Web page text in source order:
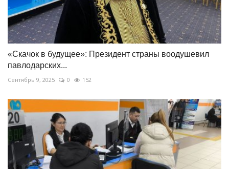
«Скачок в будущее»: Президент страны воодушевил
павлодарских...
Сентябрь 9, 2025 0 152